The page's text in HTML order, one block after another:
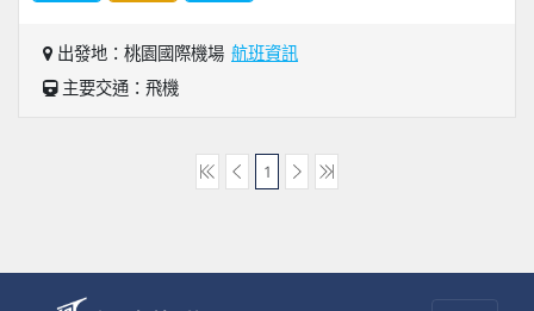
出發地：桃園國際機場 航班資訊
主要交通：飛機
1